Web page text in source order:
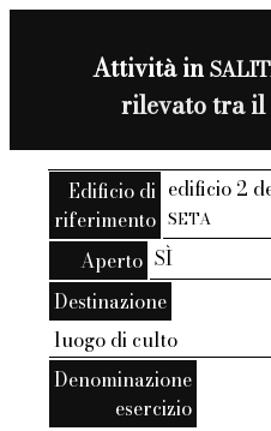
Attività in
rilevato tra il
Edificio di
riferimento
edificio 2
SETA
Aperto SÌ
Destinazione
luogo di culto
Denominazione
esercizio